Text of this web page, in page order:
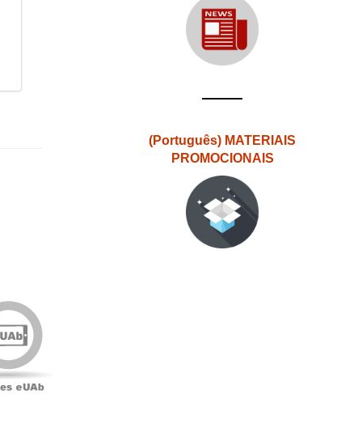
(Português) MATERIAIS
PROMOCIONAIS